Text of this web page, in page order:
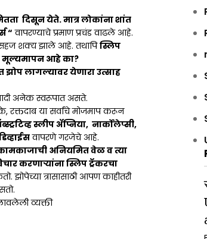
दिसून येते. मात्र लोकांना शांत
“ वापरण्याचे प्रमाण प्रचंड वाढले आहे.
शक्य झाले आहे. तथापिस्लिप
मूल्यमापन आहे का?
झोप लागल्यावर येणारा उत्साह
अनेक स्वरूपात असते.
रक्तदाब या सर्वांचे मोजमाप करून
स्लीप ॲप्निया, नार्कोलेप्सी,
वापरणे गरजेचे आहे.
अनियमित वेळ व त्या
करणाऱ्यांना स्लिप ट्रॅकरचा
झोपेच्या त्रासासाठी आपण काहीतरी
व्यक्ती